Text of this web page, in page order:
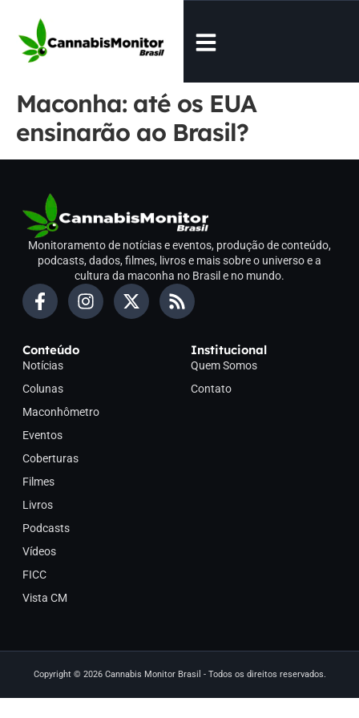
Maconha: até os EUA
ensinarão ao Brasil?
Monitoramento de notícias e eventos, produção de conteúdo,
podcasts, dados, filmes, livros e mais sobre o universo e a
cultura da maconha no Brasil e no mundo.
Conteúdo
Notícias
Colunas
Maconhômetro
Eventos
Coberturas
Filmes
Livros
Podcasts
Vídeos
FICC
Vista CM
Institucional
Quem Somos
Contato
Copyright © 2026 Cannabis Monitor Brasil - Todos os direitos reservados.